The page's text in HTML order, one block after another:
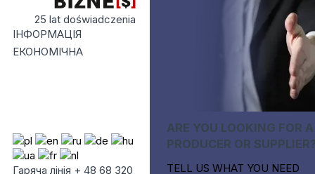
25 lat doświadczenia
ІНФОРМАЦІЯ
ЕКОНОМІЧНА
Гаряча лінія + 48 68 320
ARE YOU LOOKING FOR A
PRODUCER OR
TELL US WHAT YOU NEED